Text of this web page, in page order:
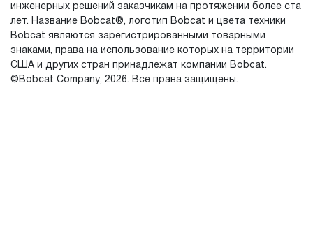
инженерных решений заказчикам на протяжении более ста
лет. Название Bobcat®, логотип Bobcat и цвета техники
Bobcat являются зарегистрированными товарными
знаками, права на использование которых на территории
США и других стран принадлежат компании Bobcat.
©Bobcat Company, 2026. Все права защищены.